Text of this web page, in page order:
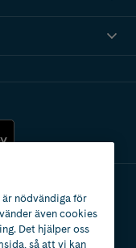
är nödvändiga för
även cookies
Det hjälper oss
så att vi kan